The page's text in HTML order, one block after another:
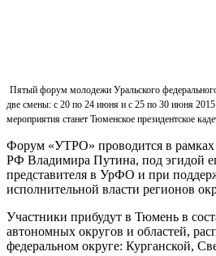
Пятый форум молодежи Уральского
две смены: с 20 по 24 июня и с 25 по 30 июня 2015
мероприятия станет Тюменское президентское
Форум «УТРО» проводится в рамках
РФ Владимира Путина, под эгидой
представителя в УрФО и при
исполнительной власти регионов
Участники прибудут в Тюмень в
автономных округов и областей,
федеральном округе: Курганской,